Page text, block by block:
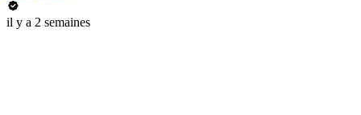
il y a 2 semaines